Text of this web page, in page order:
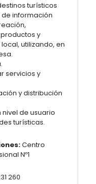
turísticos
información
y
utilizando, en
servicios y
y distribución
de usuario
turísticas.
Centro
Nº1
260